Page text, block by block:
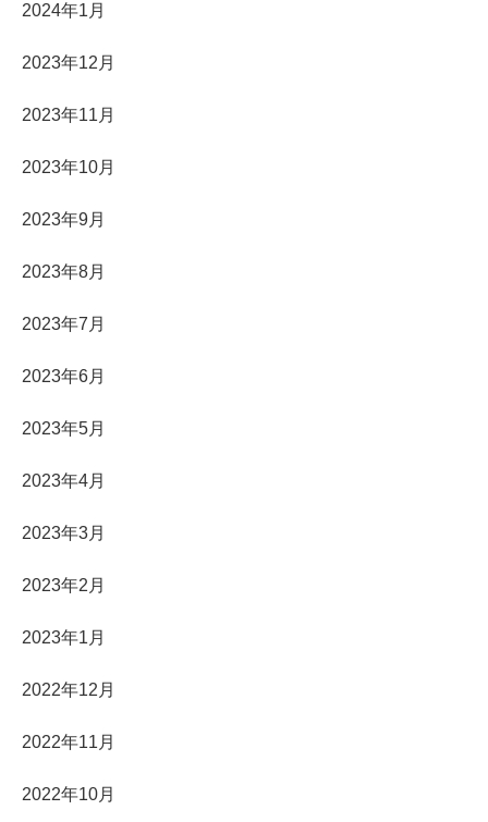
2024年1月
2023年12月
2023年11月
2023年10月
2023年9月
2023年8月
2023年7月
2023年6月
2023年5月
2023年4月
2023年3月
2023年2月
2023年1月
2022年12月
2022年11月
2022年10月